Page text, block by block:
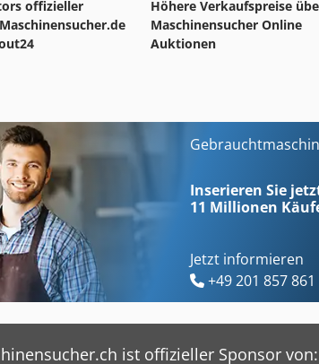
offizieller
Höhere Verkaufspreise
Maschinensucher Online
Auktionen
Inserieren Sie
11 Millionen
Jetzt informieren
+49 201 857 861
ist offizieller Sponsor von: